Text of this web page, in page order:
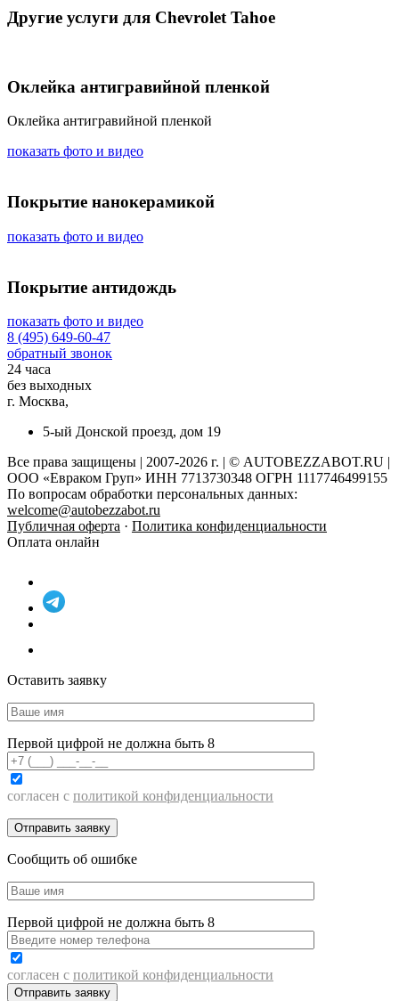
Другие услуги для Chevrolet Tahoe
Оклейка антигравийной пленкой
Оклейка антигравийной пленкой
показать фото и видео
Покрытие нанокерамикой
показать фото и видео
Покрытие антидождь
показать фото и видео
8 (495) 649-60-47
обратный звонок
24 часа
без выходных
г. Москва,
5-ый Донской проезд, дом 19
Все права защищены | 2007-2026 г. | © AUTOBEZZABOT.RU |
ООО «Евраком Груп» ИНН 7713730348 ОГРН 1117746499155
По вопросам обработки персональных данных:
welcome@autobezzabot.ru
Публичная оферта · Политика конфиденциальности
Оплата онлайн
Оставить заявку
Первой цифрой не должна быть 8
согласен с политикой конфиденциальности
Сообщить об ошибке
Первой цифрой не должна быть 8
согласен с политикой конфиденциальности